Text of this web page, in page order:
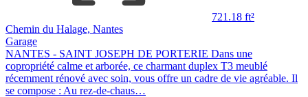
721.18 ft²
Chemin du Halage, Nantes
Garage
NANTES - SAINT JOSEPH DE PORTERIE Dans une
copropriété calme et arborée, ce charmant duplex T3 meublé
récemment rénové avec soin, vous offre un cadre de vie agréable. Il
se compose : Au rez-de-chaus…